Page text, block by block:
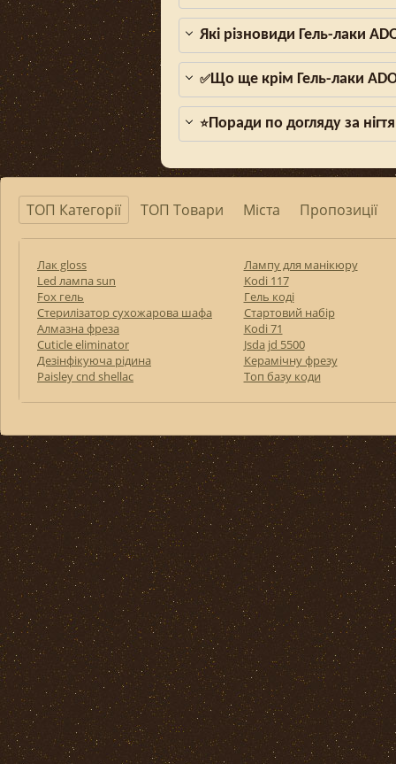
Які різновиди Гель-лаки
✅Що ще крім Гель-лаки
⭐Поради по догляду за
ТОП Категорії ТОП Товари Міста Пропозиції
Лак gloss
Led лампа sun
Fox гель
Стерилізатор сухожарова шафа
Алмазна фреза
Cuticle eliminator
Дезінфікуюча рідина
Paisley cnd shellac
Лампу для манікюру
Kodi 117
Гель коді
Стартовий набір
Kodi 71
Jsda jd 5500
Керамічну фрезу
Топ базу коди